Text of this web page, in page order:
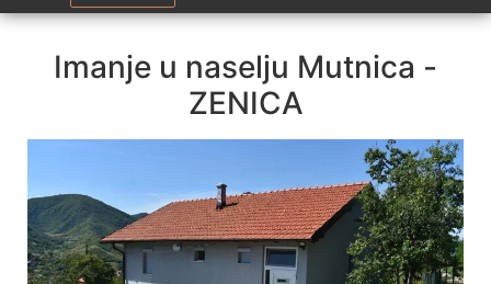
Imanje u naselju Mutnica -
ZENICA